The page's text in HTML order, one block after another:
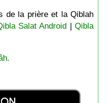
de la prière et la Qiblah
Salat Android |Qibla